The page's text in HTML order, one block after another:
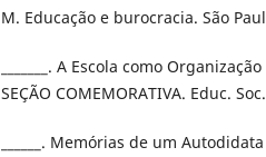
M. Educação e burocracia. São
_______. A Escola como
SEÇÃO COMEMORATIVA. Educ.
______. Memórias de um